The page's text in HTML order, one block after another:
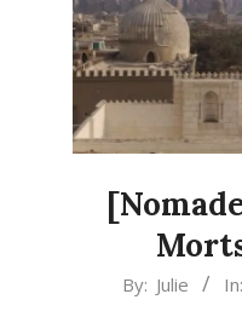
By: Julie In: